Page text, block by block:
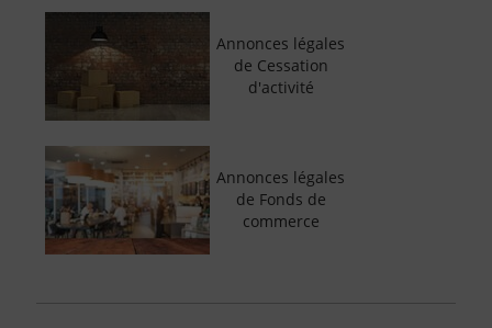
Annonces légales
de Cessation
d'activité
Annonces légales
de Fonds de
commerce